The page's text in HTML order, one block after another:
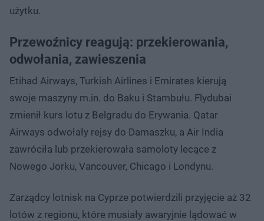
użytku.
Przewoźnicy reagują: przekierowania,
odwołania, zawieszenia
Etihad Airways, Turkish Airlines i Emirates kierują
swoje maszyny m.in. do Baku i Stambułu. Flydubai
zmienił kurs lotu z Belgradu do Erywania. Qatar
Airways odwołały rejsy do Damaszku, a Air India
zawróciła lub przekierowała samoloty lecące z
Nowego Jorku, Vancouver, Chicago i Londynu.
Zarządcy lotnisk na Cyprze potwierdzili przyjęcie aż 32
lotów z regionu, które musiały awaryjnie lądować w